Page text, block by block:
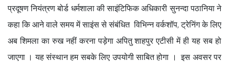
प्रदूषण नियंत्रण बोर्ड धर्मशाला की साइंटिफिक अधिकारी सुनन्दा पठानिया ने
कहा कि आने वाले समय में साइंस से संबंधित विभिन्न वर्कशॉप, ट्रेनिंग के लिए
अब शिमला का रुख नहीं करना पड़ेगा अपितु शाहपुर एटीसी में ही यह सब हो
जाएगा । यह संस्थान हम सबके लिए उपयोगी साबित होगा । इस अवसर पर